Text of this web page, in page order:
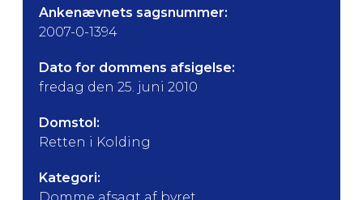
Ankenævnets sagsnummer:
2007-0-1394
Dato for dommens afsigelse:
fredag den 25. juni 2010
Domstol:
Retten i Kolding
Kategori: